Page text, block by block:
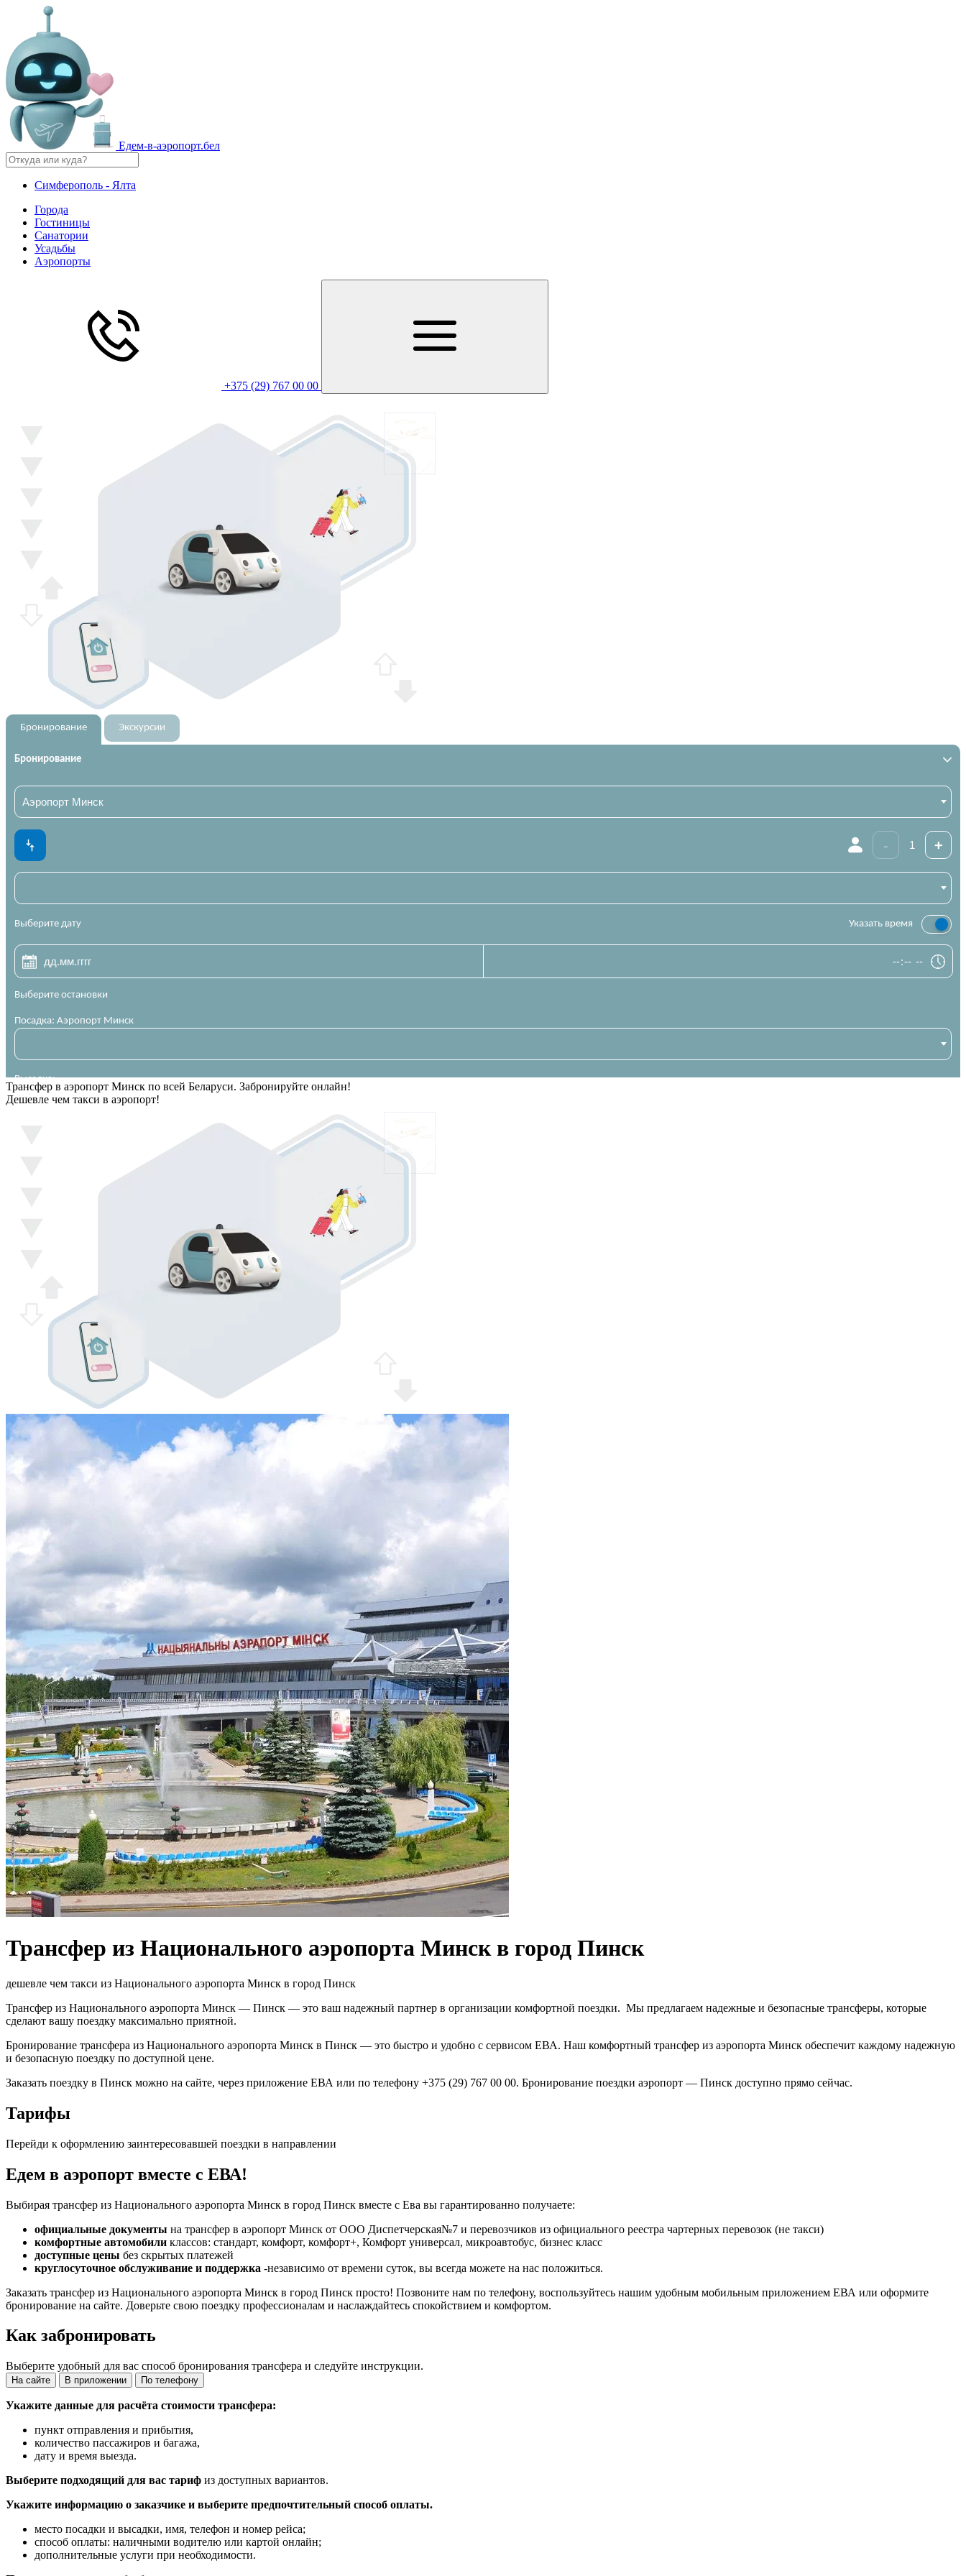
Едем-в-аэропорт.бел
Симферополь - Ялта
Города
Гостиницы
Санатории
Усадьбы
Аэропорты
+375 (29) 767 00 00
Трансфер в аэропорт Минск по всей Беларуси. Забронируйте онлайн!
Дешевле чем такси в аэропорт!
Трансфер из Национального аэропорта Минск в город Пинск
дешевле чем такси из Национального аэропорта Минск в город Пинск
Трансфер из Национального аэропорта Минск — Пинск — это ваш надежный партнер в организации комфортной поездки. Мы предлагаем надежные и безопасные трансферы, которые
сделают вашу поездку максимально приятной.
Бронирование трансфера из Национального аэропорта Минск в Пинск — это быстро и удобно с сервисом ЕВА. Наш комфортный трансфер из аэропорта Минск обеспечит каждому надежную
и безопасную поездку по доступной цене.
Заказать поездку в Пинск можно на сайте, через приложение ЕВА или по телефону +375 (29) 767 00 00. Бронирование поездки аэропорт — Пинск доступно прямо сейчас.
Тарифы
Перейди к оформлению заинтересовавшей поездки в направлении
Едем в аэропорт вместе с ЕВА!
Выбирая трансфер из Национального аэропорта Минск в город Пинск вместе с Ева вы гарантированно получаете:
официальные документы на трансфер в аэропорт Минск от ООО Диспетчерская№7 и перевозчиков из официального реестра чартерных перевозок (не такси)
комфортные автомобили классов: стандарт, комфорт, комфорт+, Комфорт универсал, микроавтобус, бизнес класс
доступные цены без скрытых платежей
круглосуточное обслуживание и поддержка -независимо от времени суток, вы всегда можете на нас положиться.
Заказать трансфер из Национального аэропорта Минск в город Пинск просто! Позвоните нам по телефону, воспользуйтесь нашим удобным мобильным приложением ЕВА или оформите
бронирование на сайте. Доверьте свою поездку профессионалам и наслаждайтесь спокойствием и комфортом.
Как забронировать
Выберите удобный для вас способ бронирования трансфера и следуйте инструкции.
На сайте В приложении По телефону
Укажите данные для расчёта стоимости трансфера:
пункт отправления и прибытия,
количество пассажиров и багажа,
дату и время выезда.
Выберите подходящий для вас тариф из доступных вариантов.
Укажите информацию о заказчике и выберите предпочтительный способ оплаты.
место посадки и высадки, имя, телефон и номер рейса;
способ оплаты: наличными водителю или картой онлайн;
дополнительные услуги при необходимости.